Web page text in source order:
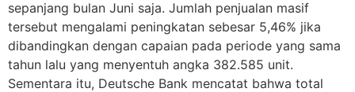
sepanjang bulan Juni saja. Jumlah penjualan masif
tersebut mengalami peningkatan sebesar 5,46% jika
dibandingkan dengan capaian pada periode yang sama
tahun lalu yang menyentuh angka 382.585 unit.
Sementara itu, Deutsche Bank mencatat bahwa total